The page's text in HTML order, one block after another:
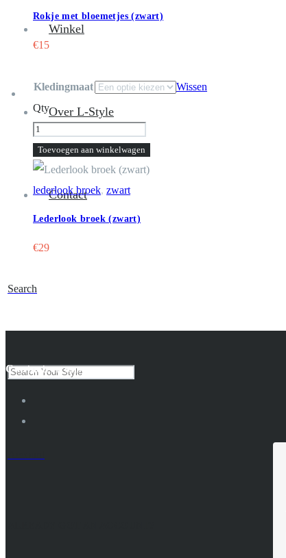
Winkel
Over L-Style
Contact
Search
Rokje met bloemetjes (zwart)
€15
Kledingmaat
Wissen
Qty
Lederlook
broek
(zwart)
aantal
Toevoegen aan winkelwagen
lederlook broek, zwart
Lederlook broek (zwart)
€29
Contacteer ons